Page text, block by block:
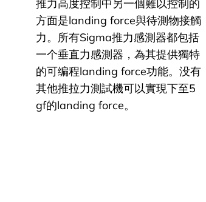
推力高度控制中另一個難以控制的
方面是landing force與待測物接觸
力。所有Sigma推力感測器都包括
一个垂直力感測器，為其提供獨特
的可编程landing force功能。没有
其他推拉力測試機可以實現下至5
gf的landing force。